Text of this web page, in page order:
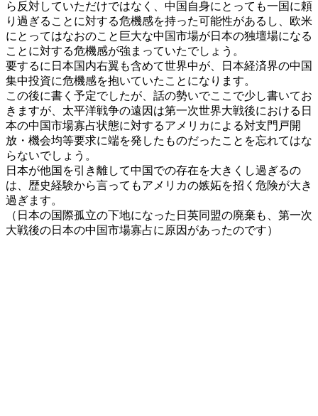
ら反対していただけではなく、中国自身にとっても一国に頼
り過ぎることに対する危機感を持った可能性があるし、欧米
にとってはなおのこと巨大な中国市場が日本の独壇場になる
ことに対する危機感が強まっていたでしょう。
要するに日本国内右翼も含めて世界中が、日本経済界の中国
集中投資に危機感を抱いていたことになります。
この後に書く予定でしたが、話の勢いでここで少し書いてお
きますが、太平洋戦争の遠因は第一次世界大戦後における日
本の中国市場寡占状態に対するアメリカによる対支門戸開
放・機会均等要求に端を発したものだったことを忘れてはな
らないでしょう。
日本が他国を引き離して中国での存在を大きくし過ぎるの
は、歴史経験から言ってもアメリカの嫉妬を招く危険が大き
過ぎます。
（日本の国際孤立の下地になった日英同盟の廃棄も、第一次
大戦後の日本の中国市場寡占に原因があったのです）